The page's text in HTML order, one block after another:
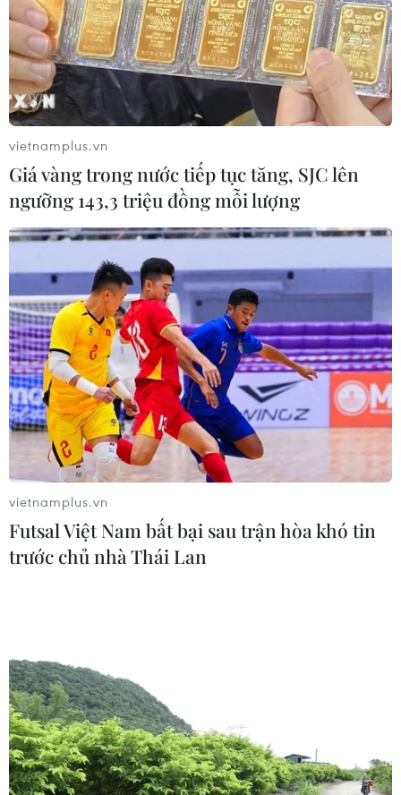
thiện tới đồng bào chịu ảnh hưởng bởi mưa lũ miền
Trung.
Chuyện cứu trợ vùng lũ: ''Hãy giúp cái dân
cần thay vì cái mình có''
23/10/2020 05:48
Những ngày qua câu chuyện cứu trợ luôn là đề tài
“nóng” trên khắp các “mặt trận,” từ cộng đồng xã hội
cho đến bên lề nghị trường kỳ họp thứ 10, Quốc hội
khóa XIV...
vietnamplus.vn
Giá vàng trong nước tiếp tục tăng, SJC lên
ngưỡng 143,3 triệu đồng mỗi lượng
vietnamplus.vn
Futsal Việt Nam bất bại sau trận hòa khó tin
trước chủ nhà Thái Lan